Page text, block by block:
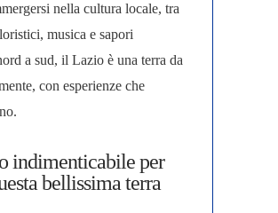
nella cultura locale, tra
musica e sapori
a sud, il Lazio è una terra da
con esperienze che
indimenticabile per
bellissima terra